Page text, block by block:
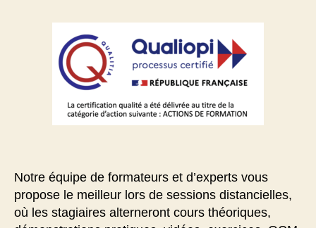
Notre équipe de formateurs et d’experts vous
propose le meilleur lors de sessions distancielles,
où les stagiaires alterneront cours théoriques,